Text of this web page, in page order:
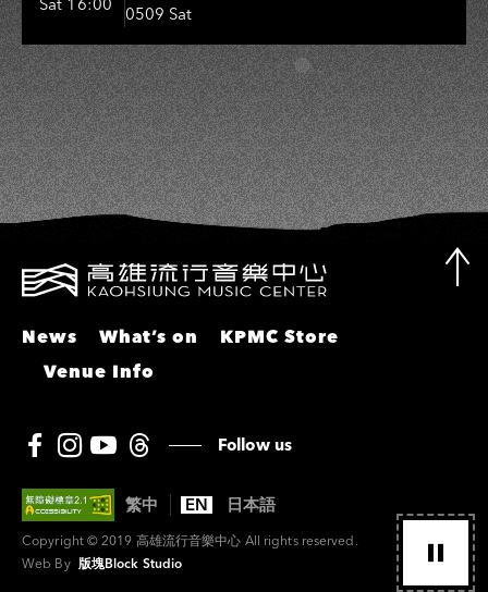
敏、張秀卿、王彩樺、吳淑敏、施文
彬、邵大倫、曹雅雯、陳孟賢、黃露
瑤
0509 Sat
News What’s on
KPMC Store
Venue Info
Follow us
Copyright © 2019 高雄流行音樂中心 All rights reserved.
Web By 版塊Block Studio
繁中 EN 日本語